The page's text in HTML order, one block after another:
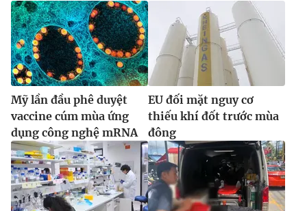
Mỹ lần đầu phê duyệt
vaccine cúm mùa ứng
dụng công nghệ mRNA
EU đối mặt nguy cơ
thiếu khí đốt trước mùa
đông